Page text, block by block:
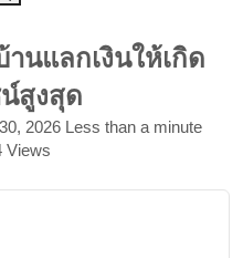
นแลกเงินให้เกิด
สูงสุด
2026 Less than a minute
Views